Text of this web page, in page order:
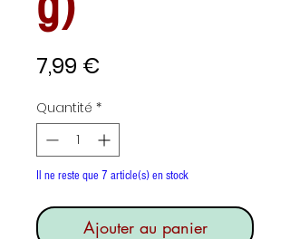
7,99 €
Quantité *
Il ne reste que 7 article(s) en stock
Ajouter au panier